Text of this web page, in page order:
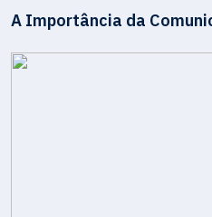
A Importância da